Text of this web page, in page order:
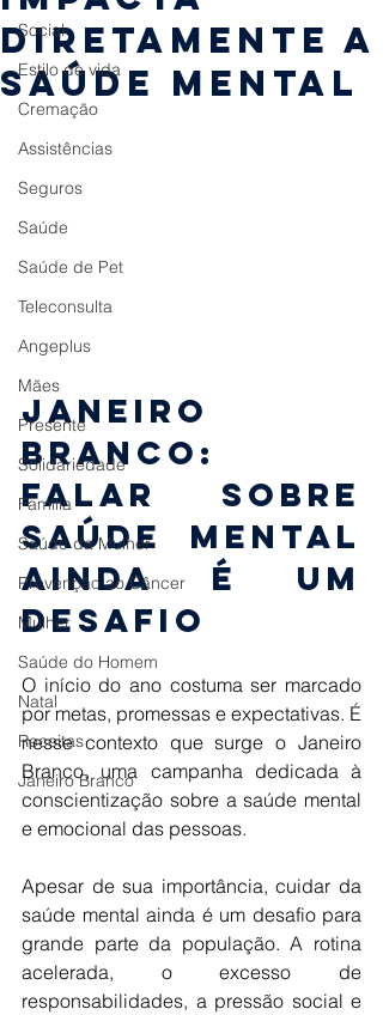
Social
Estilo de vida
Cremação
Assistências
Seguros
Saúde
Saúde de Pet
Teleconsulta
Angeplus
Mães
Presente
Solidariedade
Família
Saúde da Mulher
Prevenção ao Câncer
Mulher
Saúde do Homem
Natal
Receitas
Janeiro Branco
diretamente a
saúde mental
Janeiro
Branco:
falar sobre
saúde mental
ainda é um
desafio
O início do ano costuma ser marcado
por metas, promessas e expectativas. É
nesse contexto que surge o Janeiro
Branco, uma campanha dedicada à
conscientização sobre a saúde mental
e emocional das pessoas.
Apesar de sua importância, cuidar da
saúde mental ainda é um desafio para
grande parte da população. A rotina
acelerada, o excesso de
responsabilidades, a pressão social e